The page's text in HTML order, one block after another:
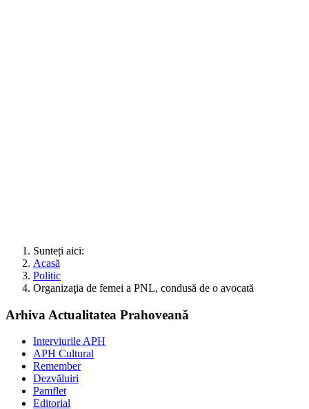
Sunteți aici:
Acasă
Politic
Organizaţia de femei a PNL, condusă de o avocată
Arhiva Actualitatea Prahoveană
Interviurile APH
APH Cultural
Remember
Dezvăluiri
Pamflet
Editorial